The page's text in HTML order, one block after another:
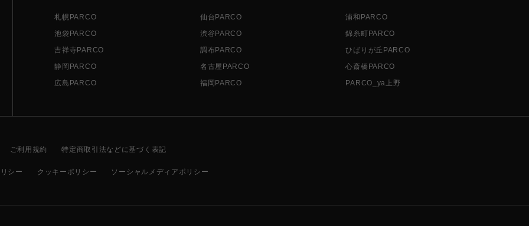
札幌PARCO 仙台PARCO
浦和PARCO
池袋PARCO
渋谷PARCO
錦糸町PARCO
吉祥寺PARCO
調布PARCO
ひばりが丘PARCO
静岡PARCO
名古屋PARCO
心斎橋PARCO
広島PARCO
福岡PARCO PARCO_ya上野
ご利用規約 特定商取引法などに基づく表記
シー クッキーポリシー ソーシャルメディアポリシー